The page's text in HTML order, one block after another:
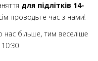
для підлітків 14-
проводьте час з нами!
більше, тим веселіше
10:30